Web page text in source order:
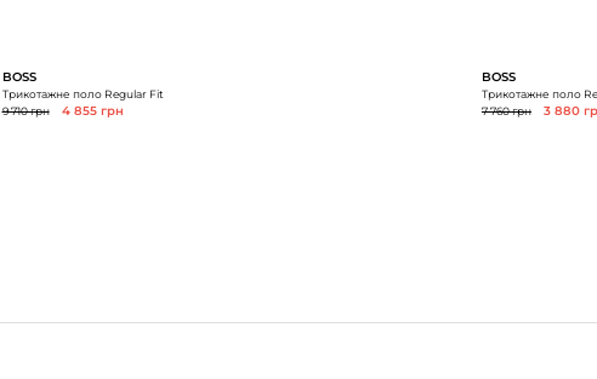
BOSS
Трикотажне поло Regular Fit
9 710 грн
4 855 грн
BOSS
Трикотажне поло
7 760 грн
3 880